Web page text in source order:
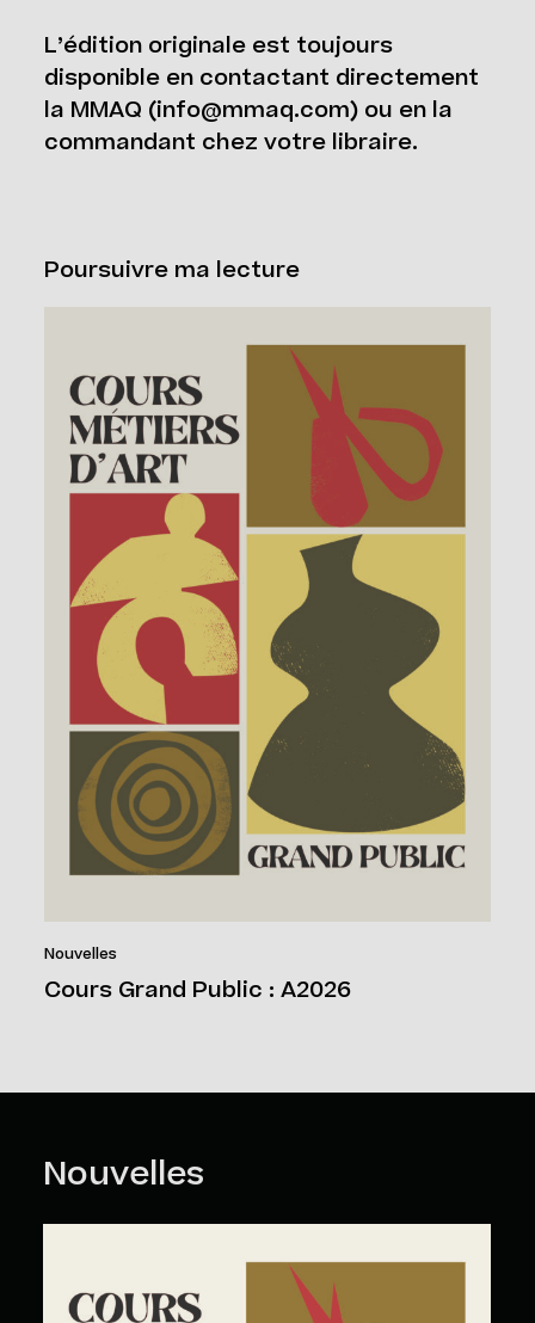
L’édition originale est toujours
disponible en contactant directement
la MMAQ (info@mmaq.com) ou en la
commandant chez votre libraire.
Poursuivre ma lecture
Nouvelles
Cours Grand Public : A2026
Nouvelles